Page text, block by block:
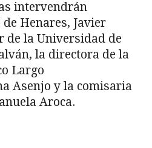
intervendrán
Henares, Javier
de la Universidad de
la directora de la
Largo
Asenjo y la comisaria
Aroca.